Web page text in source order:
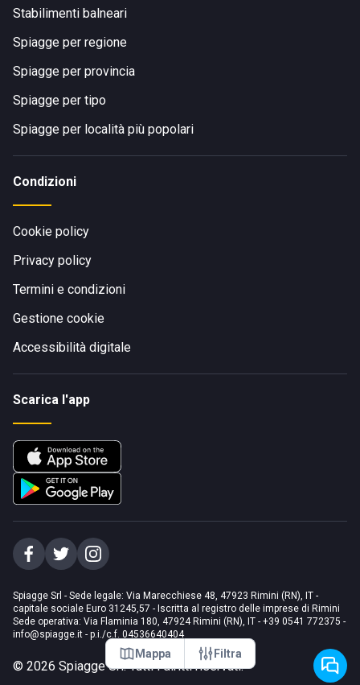
Mappa Filtra
Stabilimenti balneari
Spiagge per regione
Spiagge per provincia
Spiagge per tipo
Spiagge per località più popolari
Condizioni
Cookie policy
Privacy policy
Termini e condizioni
Gestione cookie
Accessibilità digitale
Scarica l'app
Spiagge Srl - Sede legale: Via Marecchiese 48, 47923 Rimini (RN), IT -
capitale sociale Euro 31245,57 - Iscritta al registro delle imprese di Rimini
Sede operativa: Via Flaminia 180, 47924 Rimini (RN), IT - +39 0541 772375 -
info@spiagge.it - p.i./c.f. 04536640404
© 2026 Spiagge Srl. Tutti i diritti riservati.